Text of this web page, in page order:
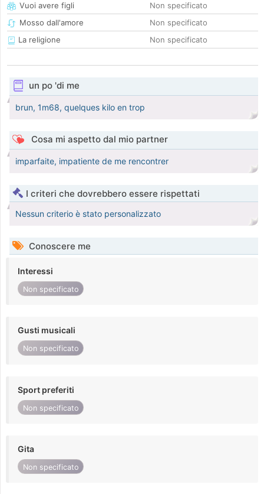
Vuoi avere figli
Non specificato
Mosso dall'amore
Non specificato
La religione
Non specificato
un po 'di me
brun, 1m68, quelques kilo en trop
Cosa mi aspetto dal mio partner
imparfaite, impatiente de me rencontrer
I criteri che dovrebbero essere rispettati
Nessun criterio è stato personalizzato
Conoscere me
Interessi
Non specificato
Gusti musicali
Non specificato
Sport preferiti
Non specificato
Gita
Non specificato